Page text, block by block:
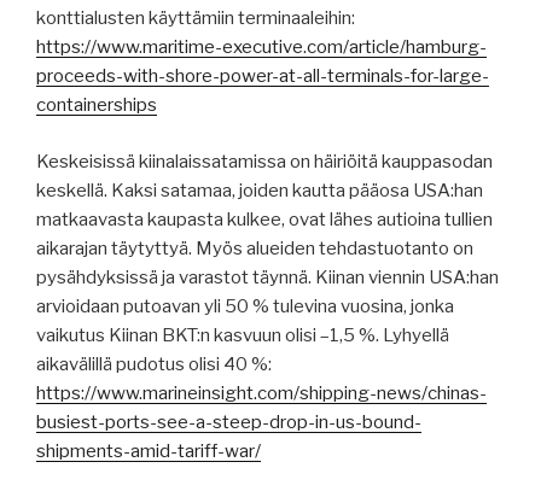
konttialusten käyttämiin terminaaleihin:
https://www.maritime-executive.com/article/hamburg-
proceeds-with-shore-power-at-all-terminals-for-large-
containerships
Keskeisissä kiinalaissatamissa on häiriöitä kauppasodan
keskellä. Kaksi satamaa, joiden kautta pääosa USA:han
matkaavasta kaupasta kulkee, ovat lähes autioina tullien
aikarajan täytyttyä. Myös alueiden tehdastuotanto on
pysähdyksissä ja varastot täynnä. Kiinan viennin USA:han
arvioidaan putoavan yli 50 % tulevina vuosina, jonka
vaikutus Kiinan BKT:n kasvuun olisi –1,5 %. Lyhyellä
aikavälillä pudotus olisi 40 %:
https://www.marineinsight.com/shipping-news/chinas-
busiest-ports-see-a-steep-drop-in-us-bound-
shipments-amid-tariff-war/